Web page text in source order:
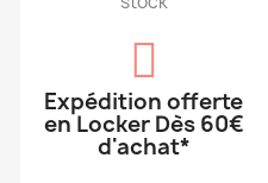
Expédition offerte
en Locker Dès 60€
d'achat*